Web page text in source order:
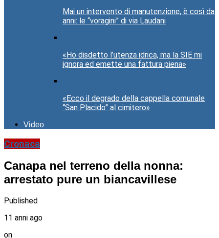
Mai un intervento di manutenzione, è così da
anni: le “voragini” di via Laudani
«Ho disdetto l’utenza idrica, ma la SIE mi
ignora ed emette una fattura piena»
«Ecco il degrado della cappella comunale
“San Placido” al cimitero»
Video
Cronaca
Canapa nel terreno della nonna:
arrestato pure un biancavillese
Published
11 anni ago
on